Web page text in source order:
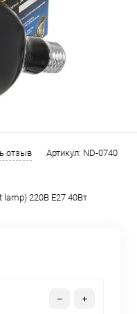
отзыв Артикул: ND-0740
lamp) 220В E27 40Вт